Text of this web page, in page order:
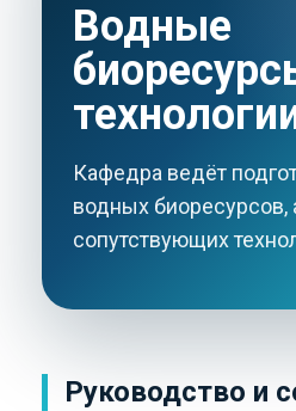
Водные
Кафедра ведёт
водных биоресурсов,
сопутствующих
Руководство и